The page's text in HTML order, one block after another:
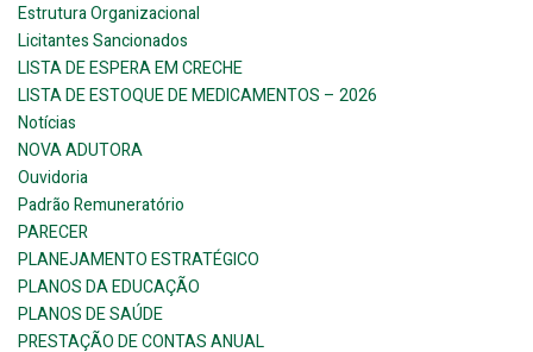
Estrutura Organizacional
Licitantes Sancionados
LISTA DE ESPERA EM CRECHE
LISTA DE ESTOQUE DE MEDICAMENTOS – 2026
Notícias
NOVA ADUTORA
Ouvidoria
Padrão Remuneratório
PARECER
PLANEJAMENTO ESTRATÉGICO
PLANOS DA EDUCAÇÃO
PLANOS DE SAÚDE
PRESTAÇÃO DE CONTAS ANUAL